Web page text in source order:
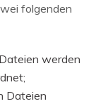
folgenden
werden
Dateien